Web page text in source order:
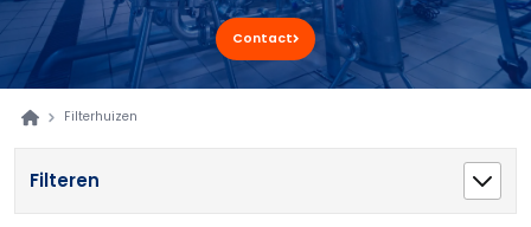
Contact
Filterhuizen
Filteren